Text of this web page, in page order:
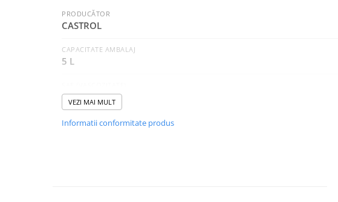
Cosmetica Auto
Bureti,Lavete,Accesorii
Intretinere interior
Odorizante Auto
Siguranta Auto
Kituri siguranta
PRODUCĂTOR
CASTROL
CAPACITATE AMBALAJ
5 L
5W-40
CATEGORIA
VEZI MAI MULT
Informatii conformitate produs